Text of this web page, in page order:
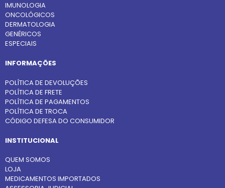
IMUNOLOGIA
ONCOLÓGICOS
DERMATOLOGIA
GENÉRICOS
ESPECIAIS
INFORMAÇÕES
POLÍTICA DE DEVOLUÇÕES
POLÍTICA DE FRETE
POLÍTICA DE PAGAMENTOS
POLÍTICA DE TROCA
CÓDIGO DEFESA DO CONSUMIDOR
INSTITUCIONAL
QUEM SOMOS
LOJA
MEDICAMENTOS IMPORTADOS